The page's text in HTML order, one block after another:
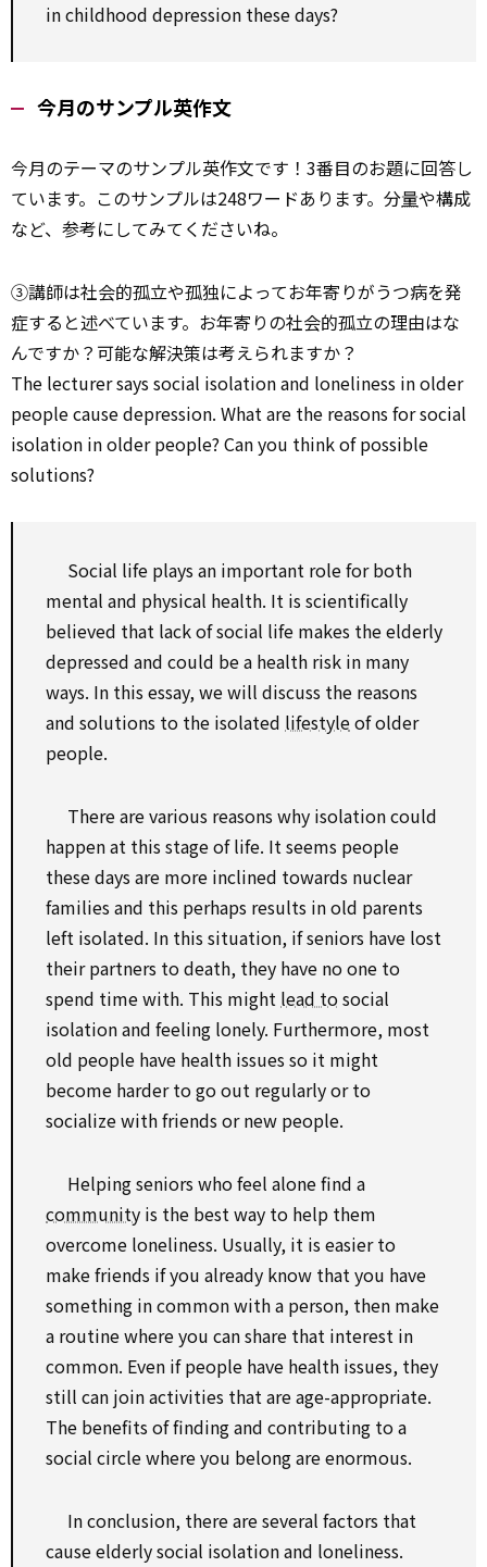
in childhood depression these days?
今月のサンプル英作文
今月のテーマのサンプル英作文です！3番目のお題に回答し
ています。このサンプルは248ワードあります。分量や構成
など、参考にしてみてくださいね。
③講師は社会的孤立や孤独によってお年寄りがうつ病を発
症すると述べています。お年寄りの社会的孤立の理由はな
んですか？可能な解決策は考えられますか？
The lecturer says social isolation and loneliness in older
people cause depression. What are the reasons for social
isolation in older people? Can you think of possible
solutions?
Social life plays an important role for both
mental and physical health. It is scientifically
believed that lack of social life makes the elderly
depressed and could be a health risk in many
ways. In this essay, we will discuss the reasons
and solutions to the isolated lifestyleof older
people.
There are various reasons why isolation could
happen at this stage of life. It seems people
these days are more inclined towards nuclear
families and this perhaps results in old parents
left isolated. In this situation, if seniors have lost
their partners to death, they have no one to
spend time with. This might lead tosocial
isolation and feeling lonely. Furthermore, most
old people have health issues so it might
become harder to go out regularly or to
socialize with friends or new people.
Helping seniors who feel alone find a
community is the best way to help them
overcome loneliness. Usually, it is easier to
make friends if you already know that you have
something in common with a person, then make
a routine where you can share that interest in
common. Even if people have health issues, they
still can join activities that are age-appropriate.
The benefits of finding and contributing to a
social circle where you belong are enormous.
In conclusion, there are several factors that
cause elderly social isolation and loneliness.